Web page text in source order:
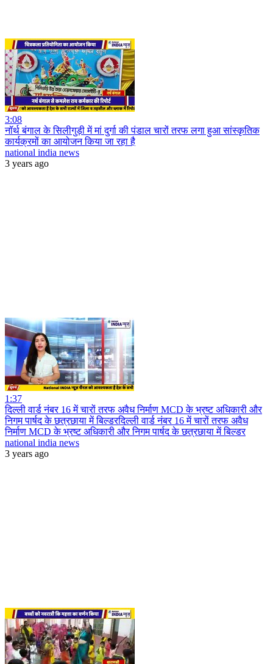
3:08
नॉर्थ बंगाल के सिलीगुड़ी में मां दुर्गा की पंडाल चारों तरफ लगा हुआ सांस्कृतिक
कार्यक्रमों का आयोजन किया जा रहा है
national india news
3 years ago
1:37
दिल्ली वार्ड नंबर 16 में चारों तरफ अवैध निर्माण MCD के भ्रष्ट अधिकारी और
निगम पार्षद के छत्रछाया में बिल्डरदिल्ली वार्ड नंबर 16 में चारों तरफ अवैध
निर्माण MCD के भ्रष्ट अधिकारी और निगम पार्षद के छत्रछाया में बिल्डर
national india news
3 years ago